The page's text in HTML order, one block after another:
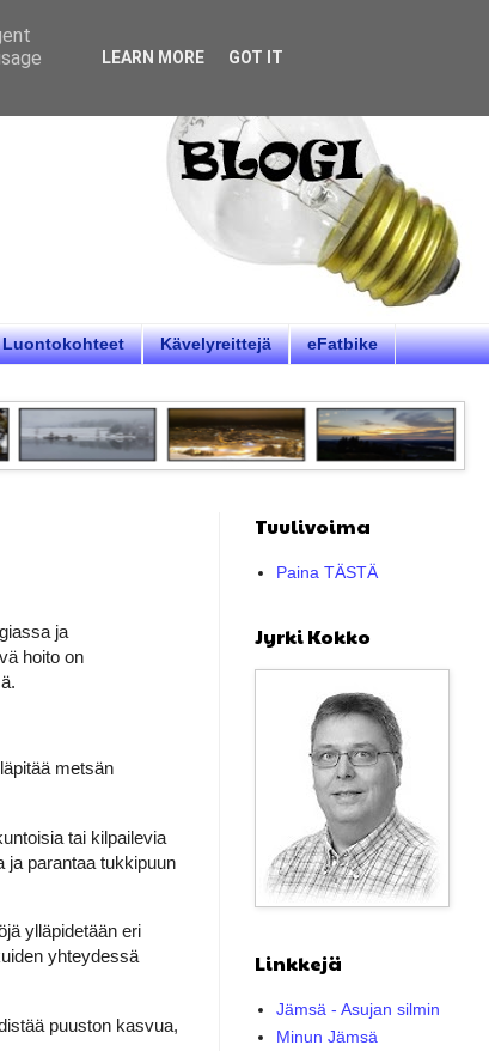
Luontokohteet Kävelyreittejä eFatbike
ja
hoito on
metsän
tai kilpailevia
ja parantaa tukkipuun
ylläpidetään eri
yhteydessä
puuston kasvua,
Tuulivoima
Paina TÄSTÄ
Jyrki Kokko
Linkkejä
Jämsä - Asujan silmin
Minun Jämsä
LEARN MORE GOT IT